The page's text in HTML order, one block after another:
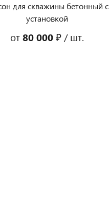
для скважины бетонный с
установкой
от 80 000 ₽/ шт.